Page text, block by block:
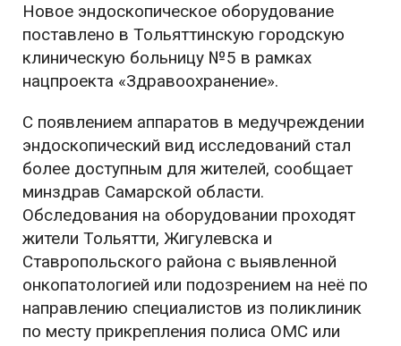
Новое эндоскопическое оборудование
поставлено в Тольяттинскую городскую
клиническую больницу №5 в рамках
нацпроекта «Здравоохранение».
С появлением аппаратов в медучреждении
эндоскопический вид исследований стал
более доступным для жителей, сообщает
минздрав Самарской области.
Обследования на оборудовании проходят
жители Тольятти, Жигулевска и
Ставропольского района с выявленной
онкопатологией или подозрением на неё по
направлению специалистов из поликлиник
по месту прикрепления полиса ОМС или